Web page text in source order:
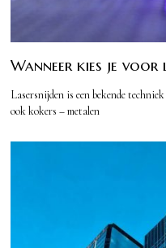
Wanneer kies je voor
Lasersnijden is een bekende
ook kokers – metalen